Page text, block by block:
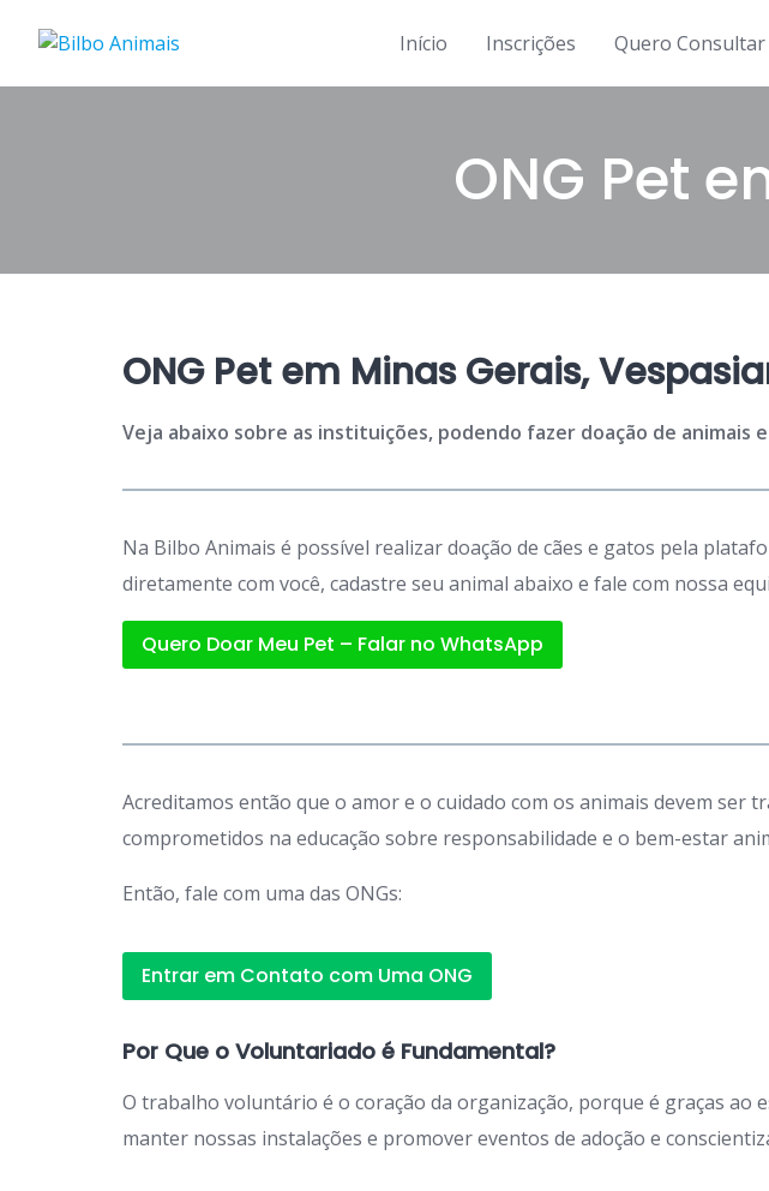
Início Inscrições Quero Consultar
ONG Pet
ONG Pet em Minas Gerais,
Veja abaixo sobre as instituições, podendo fazer doação de
Na Bilbo Animais é possível realizar doação de cães e gatos pela
diretamente com você, cadastre seu animal abaixo e fale com nossa
Quero Doar Meu Pet – Falar no WhatsApp
Acreditamos então que o amor e o cuidado com os animais devem ser
comprometidos na educação sobre responsabilidade e o bem-estar
Então, fale com uma das ONGs:
Entrar em Contato com Uma ONG
Por Que o Voluntariado é Fundamental?
O trabalho voluntário é o coração da organização, porque é graças ao
manter nossas instalações e promover eventos de adoção e